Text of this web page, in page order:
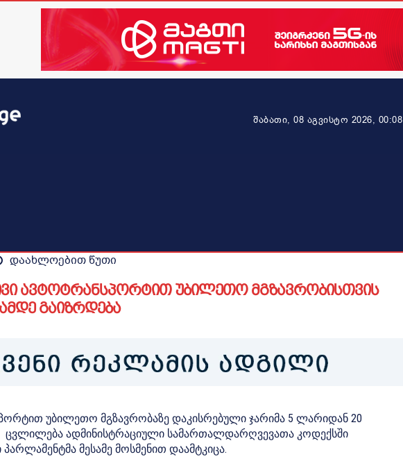
შაბათი, 08 აგვისტო 2026, 00:08
დაახლოებით წუთი
ავტოტრანსპორტით უბილეთო მგზავრობისთვის
გაიზრდება
უბილეთო მგზავრობაზე დაკისრებული ჯარიმა 5 ლარიდან 20
ადმინისტრაციული სამართალდარღვევათა კოდექსში
მესამე მოსმენით დაამტკიცა.